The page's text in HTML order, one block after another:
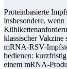
Proteinbasierte
insbesondere,
klassischer Vakzine
mRNA-RSV-
bedienen:
einem mRNA-